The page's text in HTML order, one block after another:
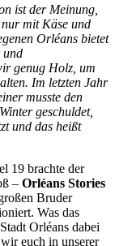
ist der Meinung,
mit Käse und
Orléans bietet
und
genug Holz, um
Im letzten Jahr
musste den
geschuldet,
und das heißt
19 brachte der
– Orléans Stories
Bruder
Was das
Orléans dabei
euch in unserer